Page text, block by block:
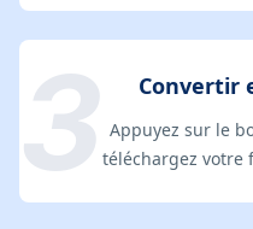
Convertir
Appuyez sur le
téléchargez votre